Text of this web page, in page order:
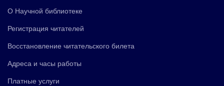
О Научной библиотеке
Регистрация читателей
Восстановление читательского билета
Адреса и часы работы
Платные услуги